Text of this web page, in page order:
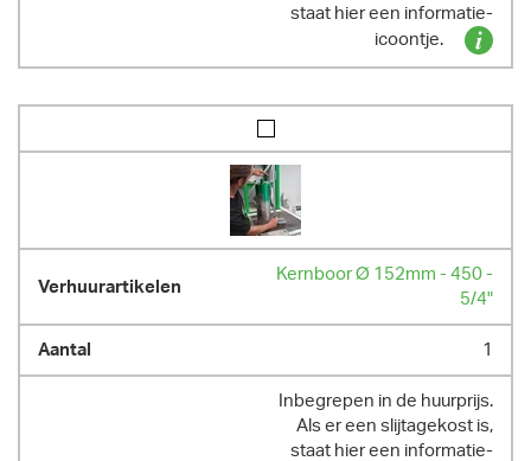
staat hier een informatie-
icoontje.
Kernboor Ø 152mm - 450 -
5/4"
1
Inbegrepen in de huurprijs.
Als er een slijtagekost is,
staat hier een informatie-